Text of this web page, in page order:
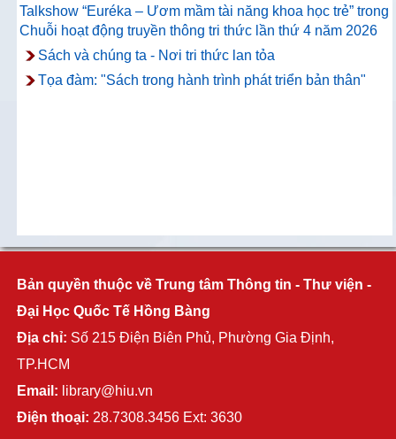
Talkshow “Euréka – Ươm mầm tài năng khoa học trẻ” trong
Chuỗi hoạt động truyền thông tri thức lần thứ 4 năm 2026
Sách và chúng ta - Nơi tri thức lan tỏa
Tọa đàm: "Sách trong hành trình phát triển bản thân"
Bản quyền thuộc về Trung tâm Thông tin - Thư viện -
Đại Học Quốc Tế Hồng Bàng
Địa chỉ: Số 215 Điện Biên Phủ, Phường Gia Định,
TP.HCM
Email: library@hiu.vn
Điện thoại: 28.7308.3456 Ext: 3630